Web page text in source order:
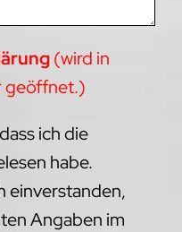
(wird in
geöffnet.)
ich die
habe.
einverstanden,
Angaben im